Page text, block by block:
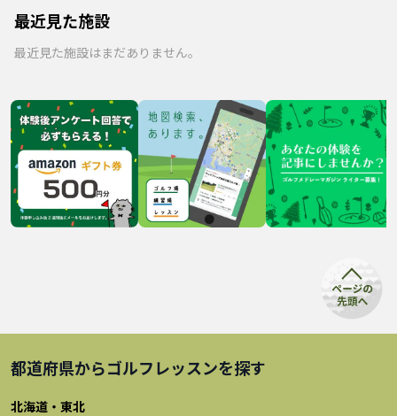
最近見た施設
最近見た施設はまだありません。
都道府県からゴルフレッスンを探す
北海道・東北